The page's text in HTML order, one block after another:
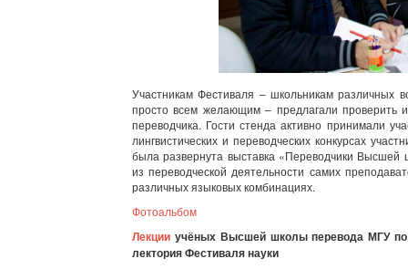
Участникам Фестиваля – школьникам различных
просто всем желающим – предлагали проверить
переводчика. Гости стенда активно принимали
лингвистических и переводческих конкурсах
была развернута выставка «Переводчики
из переводческой деятельности самих
различных языковых комбинациях.
Фотоальбом
Лекции учёных Высшей школы перевода МГУ по
лектория Фестиваля науки